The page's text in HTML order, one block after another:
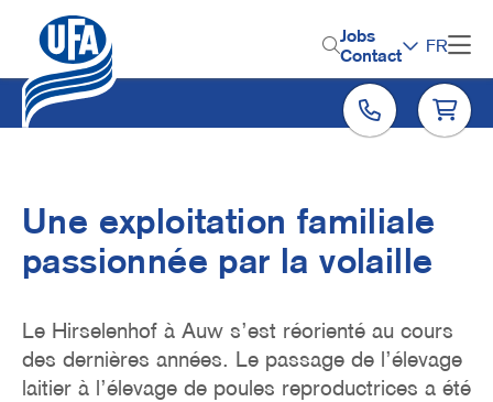
contenu
principal
H
e
a
d
r
M
n
u
Jobs
Contact
FR
Une exploitation familiale
passionnée par la volaille
Le Hirselenhof à Auw s’est réorienté au cours
des dernières années. Le passage de l’élevage
laitier à l’élevage de poules reproductrices a été